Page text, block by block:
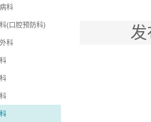
科
(口腔预防科)
科